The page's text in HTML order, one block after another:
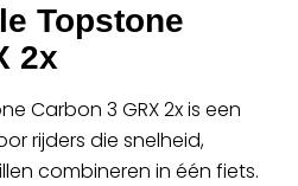
Topstone
2x
Carbon 3 GRX 2x is een
rijders die snelheid,
combineren in één fiets.